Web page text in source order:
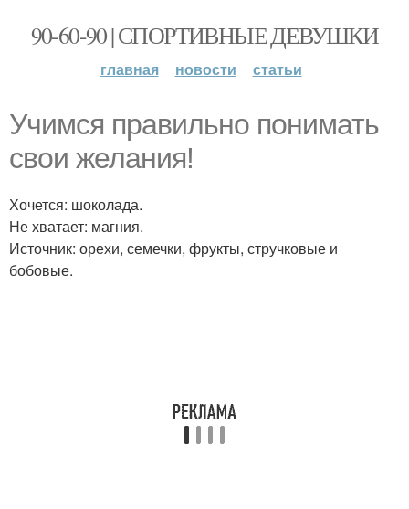
90-60-90 | СПОРТИВНЫЕ ДЕВУШКИ
главная новости статьи
Учимся правильно понимать
свои желания!
Хочется: шоколада.
Не хватает: магния.
Источник: орехи, семечки, фрукты, стручковые и
бобовые.